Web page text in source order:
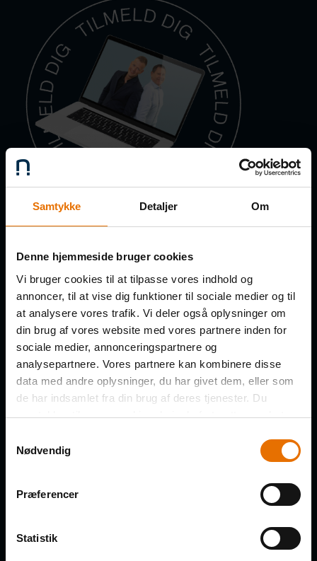
Samtykke Detaljer Om
Denne hjemmeside bruger cookies
Vi bruger cookies til at tilpasse vores indhold og
annoncer, til at vise dig funktioner til sociale medier og til
at analysere vores trafik. Vi deler også oplysninger om
din brug af vores website med vores partnere inden for
sociale medier, annonceringspartnere og
analysepartnere. Vores partnere kan kombinere disse
data med andre oplysninger, du har givet dem, eller som
de har indsamlet fra din brug af deres tjenester. Du
samtykker til vores cookies, hvis du fortsætter med at
Nødvendig
Præferencer
Statistik
Få de nye afsnit direkte i din
indbakke
FORNAVN
EFTERNAVN